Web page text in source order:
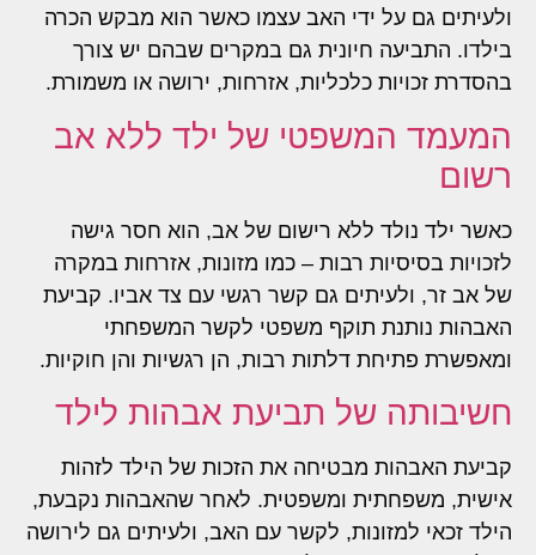
ולעיתים גם על ידי האב עצמו כאשר הוא מבקש הכרה
בילדו. התביעה חיונית גם במקרים שבהם יש צורך
בהסדרת זכויות כלכליות, אזרחות, ירושה או משמורת.
המעמד המשפטי של ילד ללא אב
רשום
כאשר ילד נולד ללא רישום של אב, הוא חסר גישה
לזכויות בסיסיות רבות – כמו מזונות, אזרחות במקרה
של אב זר, ולעיתים גם קשר רגשי עם צד אביו. קביעת
האבהות נותנת תוקף משפטי לקשר המשפחתי
ומאפשרת פתיחת דלתות רבות, הן רגשיות והן חוקיות.
חשיבותה של תביעת אבהות לילד
קביעת האבהות מבטיחה את הזכות של הילד לזהות
אישית, משפחתית ומשפטית. לאחר שהאבהות נקבעת,
הילד זכאי למזונות, לקשר עם האב, ולעיתים גם לירושה